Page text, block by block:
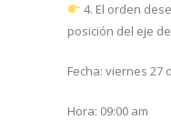
4. El orden
posición del eje
Fecha: viernes 27
Hora: 09:00 am